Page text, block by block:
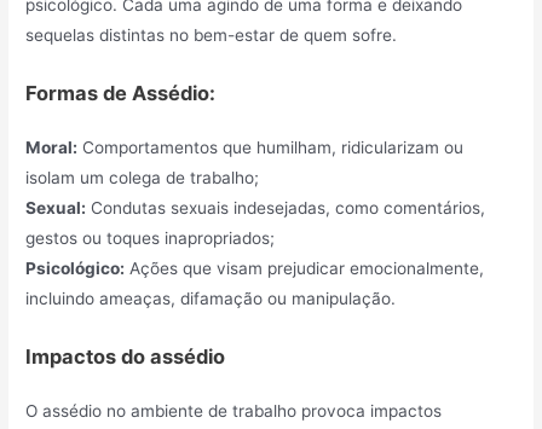
psicológico. Cada uma agindo de uma forma e deixando
sequelas distintas no bem-estar de quem sofre.
Formas de Assédio:
Moral: Comportamentos que humilham, ridicularizam ou
isolam um colega de trabalho;
Sexual: Condutas sexuais indesejadas, como comentários,
gestos ou toques inapropriados;
Psicológico: Ações que visam prejudicar emocionalmente,
incluindo ameaças, difamação ou manipulação.
Impactos do assédio
O assédio no ambiente de trabalho provoca impactos